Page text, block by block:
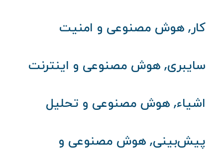
کار, هوش مصنوعی و امنیت
سایبری, هوش مصنوعی و اینترنت
اشیاء, هوش مصنوعی و تحلیل
پیش‌بینی, هوش مصنوعی و